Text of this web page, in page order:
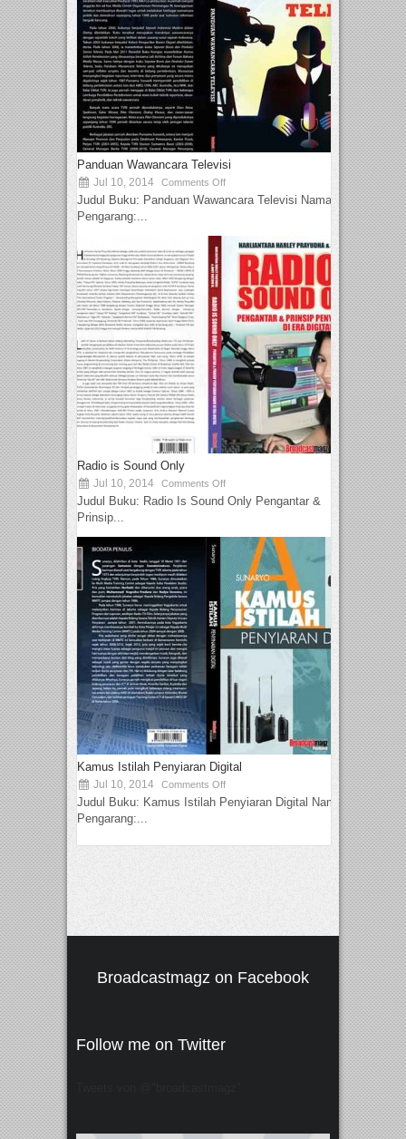
Panduan Wawancara Televisi
Jul 10, 2014 Comments Off
Judul Buku: Panduan Wawancara Televisi Nama
Pengarang:...
Radio is Sound Only
Jul 10, 2014 Comments Off
Judul Buku: Radio Is Sound Only Pengantar &
Prinsip...
Kamus Istilah Penyiaran Digital
Jul 10, 2014 Comments Off
Judul Buku: Kamus Istilah Penyiaran Digital Nama
Pengarang:...
Broadcastmagz on Facebook
Follow me on Twitter